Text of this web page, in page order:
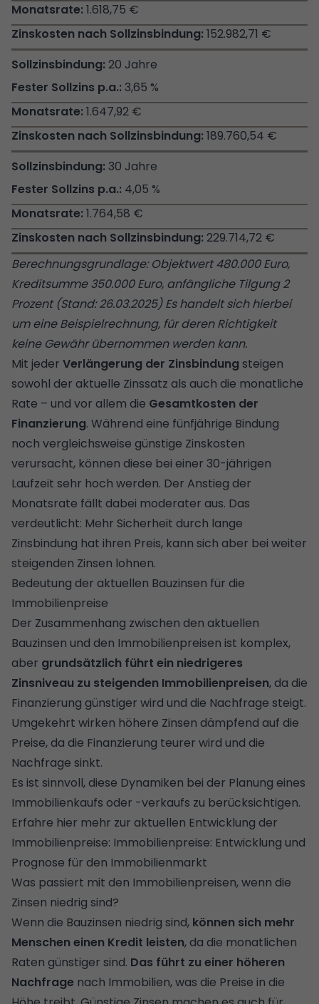
1.618,75 €
152.982,71 €
20 Jahre
3,65 %
1.647,92 €
189.760,54 €
30 Jahre
4,05 %
1.764,58 €
229.714,72 €
Berechnungsgrundlage: Objektwert 480.000 Euro,
Kreditsumme 350.000 Euro, anfängliche Tilgung 2
Prozent (Stand: 26.03.2025) Es handelt sich hierbei
um eine Beispielrechnung, für deren Richtigkeit
keine Gewähr übernommen werden kann.
Mit jeder Verlängerung der Zinsbindung steigen
sowohl der aktuelle Zinssatz als auch die monatliche
Rate – und vor allem die Gesamtkosten der
Finanzierung. Während eine fünfjährige Bindung
noch vergleichsweise günstige Zinskosten
verursacht, können diese bei einer 30-jährigen
Laufzeit sehr hoch werden. Der Anstieg der
Monatsrate fällt dabei moderater aus. Das
verdeutlicht: Mehr Sicherheit durch lange
Zinsbindung hat ihren Preis, kann sich aber bei weiter
steigenden Zinsen lohnen.
Bedeutung der aktuellen Bauzinsen für die
Immobilienpreise
Der Zusammenhang zwischen den aktuellen
Bauzinsen und den Immobilienpreisen ist komplex,
aber grundsätzlich führt ein niedrigeres
Zinsniveau zu steigenden Immobilienpreisen, da die
Finanzierung günstiger wird und die Nachfrage steigt.
Umgekehrt wirken höhere Zinsen dämpfend auf die
Preise, da die Finanzierung teurer wird und die
Nachfrage sinkt.
Es ist sinnvoll, diese Dynamiken bei der Planung eines
Immobilienkaufs oder -verkaufs zu berücksichtigen.
Erfahre hier mehr zur aktuellen Entwicklung der
Immobilienpreise: Immobilienpreise: Entwicklung und
Prognose für den Immobilienmarkt
Was passiert mit den Immobilienpreisen, wenn die
Zinsen niedrig sind?
Wenn die Bauzinsen niedrig sind, können sich mehr
Menschen einen Kredit leisten, da die monatlichen
Raten günstiger sind. Das führt zu einer höheren
Nachfrage nach Immobilien, was die Preise in die